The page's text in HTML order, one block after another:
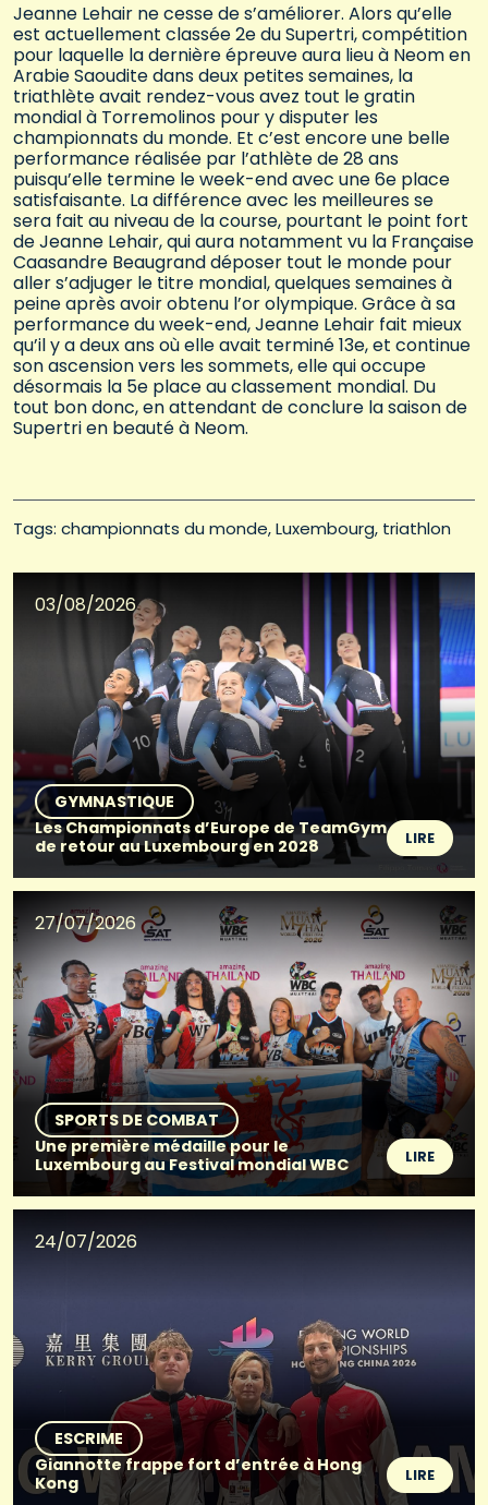
Jeanne Lehair ne cesse de s’améliorer. Alors qu’elle
est actuellement classée 2e du Supertri, compétition
pour laquelle la dernière épreuve aura lieu à Neom en
Arabie Saoudite dans deux petites semaines, la
triathlète avait rendez-vous avez tout le gratin
mondial à Torremolinos pour y disputer les
championnats du monde. Et c’est encore une belle
performance réalisée par l’athlète de 28 ans
puisqu’elle termine le week-end avec une 6e place
satisfaisante. La différence avec les meilleures se
sera fait au niveau de la course, pourtant le point fort
de Jeanne Lehair, qui aura notamment vu la Française
Caasandre Beaugrand déposer tout le monde pour
aller s’adjuger le titre mondial, quelques semaines à
peine après avoir obtenu l’or olympique. Grâce à sa
performance du week-end, Jeanne Lehair fait mieux
qu’il y a deux ans où elle avait terminé 13e, et continue
son ascension vers les sommets, elle qui occupe
désormais la 5e place au classement mondial. Du
tout bon donc, en attendant de conclure la saison de
Supertri en beauté à Neom.
Tags: championnats du monde Luxembourg triathlon
03/08/2026
GYMNASTIQUE
Les Championnats d’Europe de TeamGym
de retour au Luxembourg en 2028
LIRE
27/07/2026
SPORTS DE COMBAT
Une première médaille pour le
Luxembourg au Festival mondial WBC
LIRE
24/07/2026
ESCRIME
Giannotte frappe fort d’entrée à Hong
Kong
LIRE